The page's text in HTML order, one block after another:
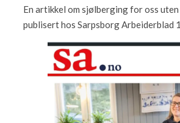
En artikkel om sjølberging for oss
publisert hos Sarpsborg Arbeiderblad